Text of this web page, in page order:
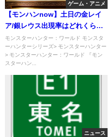
ゲーム・アニメ
【モンハンnow】土日の金レイ
ア/銀レウス出現率はどれくら
い？効率いい探し方も解説！
モンスターハンター：ワールド モンスタ
ーハンターシリーズ> モンスターハンター
> モンスターハンター：ワールド 『モン
スターハン...
ニュース